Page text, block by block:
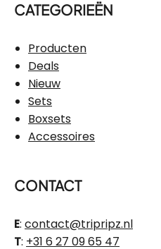
CATEGORIEËN
Producten
Deals
Nieuw
Sets
Boxsets
Accessoires
CONTACT
E: contact@tripripz.nl
T: +31 6 27 09 65 47